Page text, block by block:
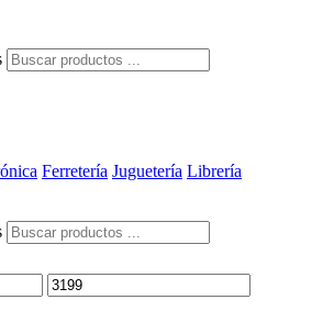
Ferretería Juguetería Librería